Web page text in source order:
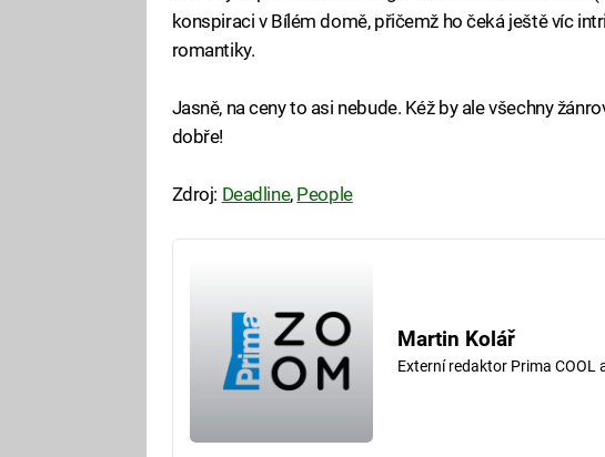
konspiraci v Bílém domě, přičemž ho čeká ještě víc
romantiky.
Jasně, na ceny to asi nebude. Kéž by ale všechny
dobře!
Zdroj: Deadline, People
Martin Kolář
Externí redaktor Prima COOL